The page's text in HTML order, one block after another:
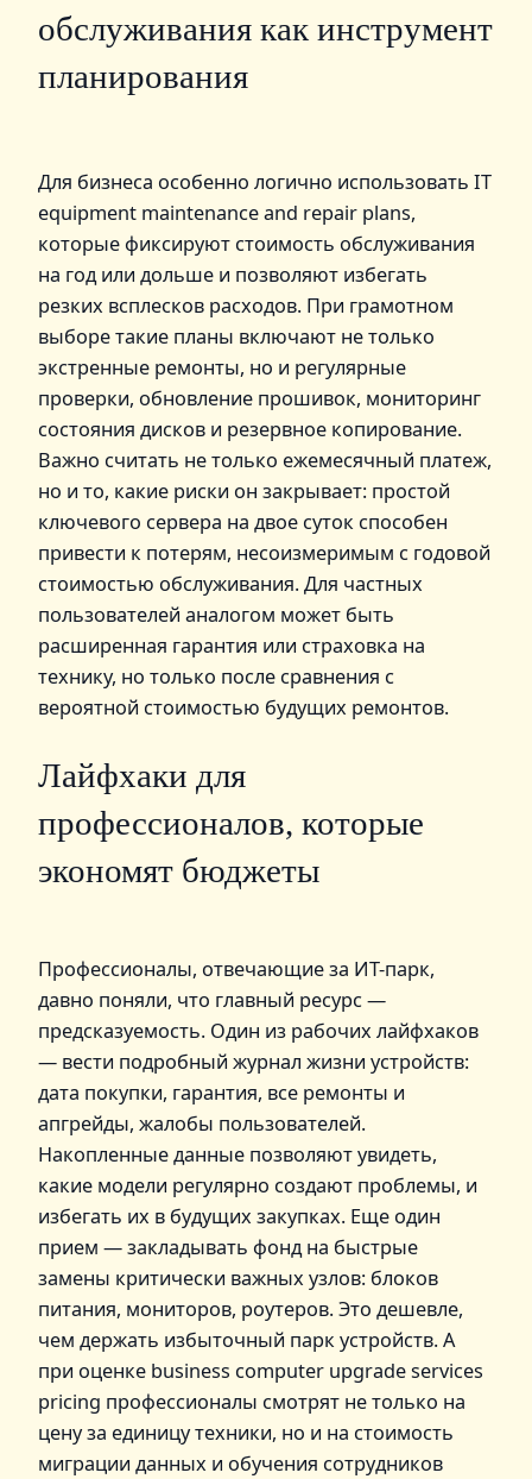
обслуживания как инструмент
планирования
Для бизнеса особенно логично использовать IT
equipment maintenance and repair plans,
которые фиксируют стоимость обслуживания
на год или дольше и позволяют избегать
резких всплесков расходов. При грамотном
выборе такие планы включают не только
экстренные ремонты, но и регулярные
проверки, обновление прошивок, мониторинг
состояния дисков и резервное копирование.
Важно считать не только ежемесячный платеж,
но и то, какие риски он закрывает: простой
ключевого сервера на двое суток способен
привести к потерям, несоизмеримым с годовой
стоимостью обслуживания. Для частных
пользователей аналогом может быть
расширенная гарантия или страховка на
технику, но только после сравнения с
вероятной стоимостью будущих ремонтов.
Лайфхаки для
профессионалов, которые
экономят бюджеты
Профессионалы, отвечающие за ИТ-парк,
давно поняли, что главный ресурс —
предсказуемость. Один из рабочих лайфхаков
— вести подробный журнал жизни устройств:
дата покупки, гарантия, все ремонты и
апгрейды, жалобы пользователей.
Накопленные данные позволяют увидеть,
какие модели регулярно создают проблемы, и
избегать их в будущих закупках. Еще один
прием — закладывать фонд на быстрые
замены критически важных узлов: блоков
питания, мониторов, роутеров. Это дешевле,
чем держать избыточный парк устройств. А
при оценке business computer upgrade services
pricing профессионалы смотрят не только на
цену за единицу техники, но и на стоимость
миграции данных и обучения сотрудников